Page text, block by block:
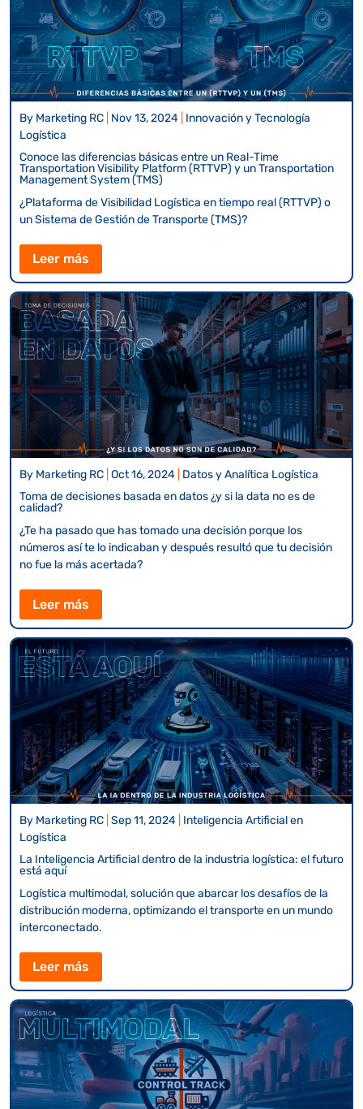
By Marketing RC Nov 13, 2024 Innovación y Tecnología
Logística
Conoce las diferencias básicas entre un Real-Time
Transportation Visibility Platform (RTTVP) y un Transportation
Management System (TMS)
¿Plataforma de Visibilidad Logística en tiempo real (RTTVP) o
un Sistema de Gestión de Transporte (TMS)?
Leer más
By Marketing RC Oct 16, 2024 Datos y Analítica Logística
Toma de decisiones basada en datos ¿y si la data no es de
calidad?
¿Te ha pasado que has tomado una decisión porque los
números así te lo indicaban y después resultó que tu decisión
no fue la más acertada?
Leer más
By Marketing RC Sep 11, 2024 Inteligencia Artificial en
Logística
La Inteligencia Artificial dentro de la industria logística: el futuro
está aquí
Logística multimodal, solución que abarcar los desafíos de la
distribución moderna, optimizando el transporte en un mundo
interconectado.
Leer más